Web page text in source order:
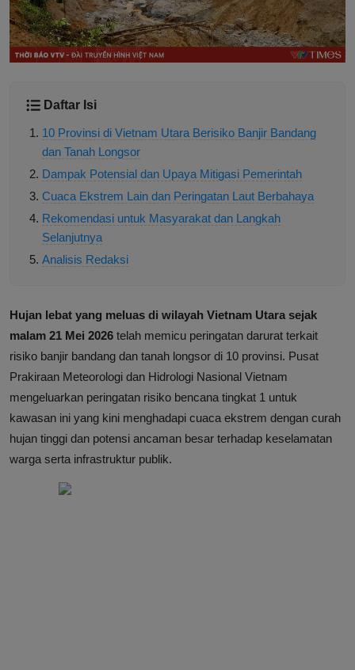
Daftar Isi
10 Provinsi di Vietnam Utara Berisiko Banjir Bandang
dan Tanah Longsor
Dampak Potensial dan Upaya Mitigasi Pemerintah
Cuaca Ekstrem Lain dan Peringatan Laut Berbahaya
Rekomendasi untuk Masyarakat dan Langkah
Selanjutnya
Analisis Redaksi
Hujan lebat yang meluas di wilayah Vietnam Utara sejak
malam 21 Mei 2026 telah memicu peringatan darurat terkait
risiko banjir bandang dan tanah longsor di 10 provinsi. Pusat
Prakiraan Meteorologi dan Hidrologi Nasional Vietnam
mengeluarkan peringatan risiko bencana tingkat 1 untuk
kawasan ini yang kini menghadapi cuaca ekstrem dengan curah
hujan tinggi dan potensi ancaman besar terhadap keselamatan
warga serta infrastruktur publik.